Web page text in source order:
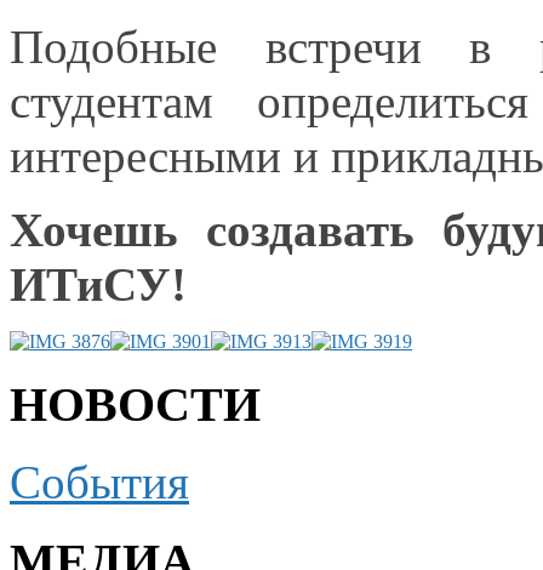
Подобные встречи в
студентам
интересными и
Хочешь создавать
ИТиСУ!
НОВОСТИ
События